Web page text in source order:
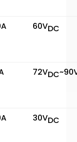
60VDC
72VDC
30VDC